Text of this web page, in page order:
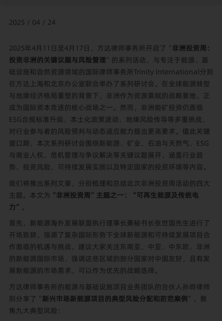
2025 / 04 / 24
2025年4月11日至4月17日，方达律师事务所开启了“非洲投资周：
投资非洲的关键议题与风险管理”的系列活动，与专注于能源、基
础设施和自然资源领域的国际律师事务所Trinity International分别
在方达上海和北京办公室联合举办了系列研讨会。在全球能源转型
与地缘经济格局重塑的背景下，非洲作为资源禀赋的战略要地，正
成为国际资本竞逐的核心战场之一。然而，非洲能矿投资仍面临
ESG合规标准升级、本土化政策波动、地缘风险传导等多重挑战，
对行业参与者的风险预判与动态适应能力提出更高要求。值此关键
窗口期，本次系列研讨会围绕新能源、矿业、石油与天然气、ESG
与商业人权、危机管理与争议解决等关键议题展开，涵盖行业趋
势、投资风险、可持续发展实践以及特定国家的投资环境等内容。
我们将推出系列文章，分别梳理和总结此次非洲投资周活动的四大
主题。本文为 “非洲投资周”主题之一：“可再生能源及传统电
力” 。
首先，新能源海外发展联盟执行理事长兼秘书长张世国先生进行了
开场致辞，强调了复杂国际形势下全球新能源和可持续发展项目合
作面临的机遇与挑战，建议大家关注东南亚、中亚、中东欧、非洲
的新能源国际市场，强调这些区域的部分国家对中国友好，且有发
展新能源的市场需求，可以作为优先的战略选择。
方达律师事务所的能源与基础设施项目业务团队的合伙人孙晔律师
则分享了“新兴市场新能源项目的典型风险分配和防范案例 ”，聚
焦九大典型风险：